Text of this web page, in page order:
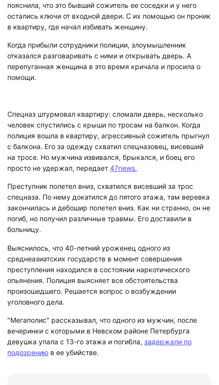
пояснила, что это бывший сожитель ее соседки и у него
остались ключи от входной двери. С их помощью он проник
в квартиру, где начал избивать женщину.
Когда прибыли сотрудники полиции, злоумышленник
отказался разговаривать с ними и открывать дверь. А
перепуганная женщина в это время кричала и просила о
помощи.
Спецназ штурмовал квартиру: сломали дверь, несколько
человек спустились с крыши по тросам на балкон. Когда
полиция вошла в квартиру, агрессивный сожитель прыгнул
с балкона. Его за одежду схватил спецназовец, висевший
на тросе. Но мужчина извивался, брыкался, и боец его
просто не удержал, передает 47news.
Преступник полетел вниз, схватился висевший за трос
спецназа. По нему докатился до пятого этажа, там веревка
закончилась и дебошир полетел вниз. Как ни странно, он не
погиб, но получил различные травмы. Его доставили в
больницу.
Выяснилось, что 40-летний уроженец одного из
среднеазиатских государств в момент совершения
преступления находился в состоянии наркотического
опьянения. Полиция выясняет все обстоятельства
произошедшего. Решается вопрос о возбуждении
уголовного дела.
"Мегаполис" рассказывал, что одного из мужчин, после
вечеринки с которыми в Невском районе Петербурга
девушка упала с 13-го этажа и погибла, задержали по
подозрению в ее убийстве.